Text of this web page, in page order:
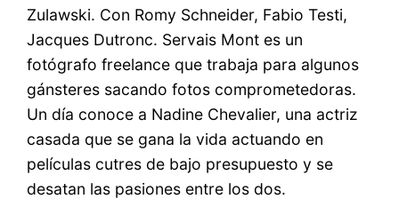
Zulawski. Con Romy Schneider, Fabio Testi,
Jacques Dutronc. Servais Mont es un
fotógrafo freelance que trabaja para algunos
gánsteres sacando fotos comprometedoras.
Un día conoce a Nadine Chevalier, una actriz
casada que se gana la vida actuando en
películas cutres de bajo presupuesto y se
desatan las pasiones entre los dos.